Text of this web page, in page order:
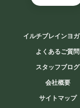
イルチブレインヨ
よくあるご質問
スタッフブログ
会社概要
サイトマップ
続きを読む
スタジオアクセス
西武新宿線
〒359-1144 埼玉県所